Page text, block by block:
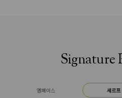
Signature
엠페이스 세르프